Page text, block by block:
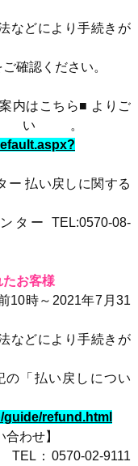
などにより手続きが
確認ください。
内はこちら■ よりご
い。
ー 払い戻しに関する
ター TEL:0570-08-
お客様
10時～2021年7月31
などにより手続きが
の「払い戻しについ
guide/refund.html
わせ】
：0570-02-9111